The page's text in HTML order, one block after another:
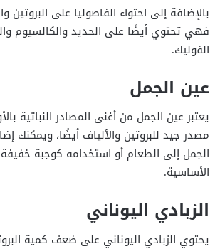
بالإضافة إلى احتواء الفاصوليا على البروتين
فهي تحتوي أيضًا على الحديد والكالسيوم
الفوليك.
عين الجمل
مصدر جيد للبروتين والألياف أيضًا، ويمكنك
الجمل إلى الطعام أو استخدامه كوجبة
الأساسية.
الزبادي اليوناني
يحتوي الزبادي اليوناني على ضعف كمية